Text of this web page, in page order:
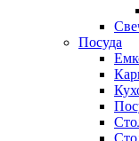
Посуда